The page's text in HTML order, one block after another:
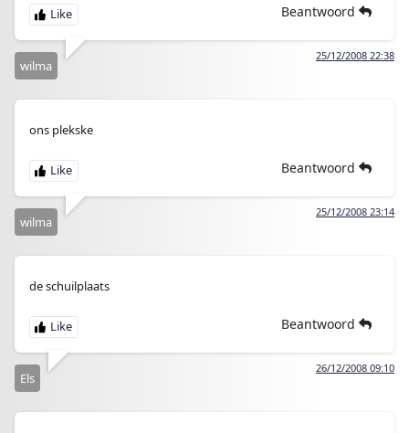
Beantwoord
25/12/2008 22:38
wilma
ons plekske
Beantwoord
25/12/2008 23:14
wilma
de schuilplaats
Beantwoord
26/12/2008 09:10
Els